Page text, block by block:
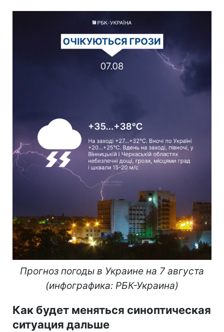
Прогноз погоды в Украине на 7 августа
(инфографика: РБК-Украина)
Как будет меняться синоптическая
ситуация дальше